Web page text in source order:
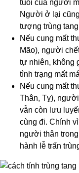
tuổi của người
Người ở lại
tượng trùng tang
Nếu cung mất
Mão), người
tự nhiên, không
tình trạng mất
Nếu cung mất
Thân, Tỵ),
vẫn còn lưu
cùng đi. Chính
người thân
hành lễ trấn